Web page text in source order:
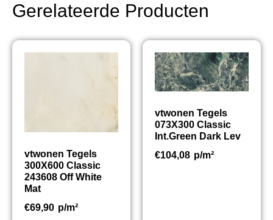
Gerelateerde Producten
vtwonen Tegels
300X600 Classic
243608 Off White
Mat
€69,90 p/m²
vtwonen Tegels
073X300 Classic
Int.Green Dark Lev
€104,08 p/m²